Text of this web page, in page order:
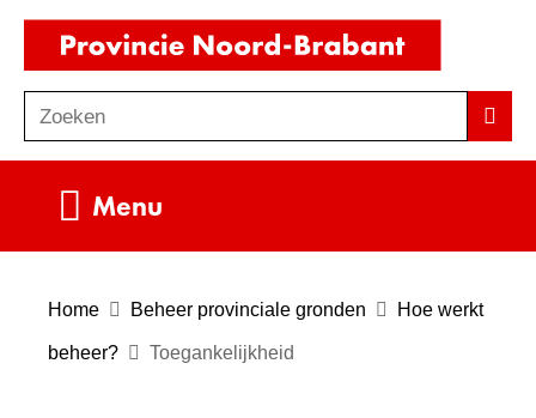
Ga
de
inhoud
o
e
Zoeken
Menu
Home Beheer provinciale gronden Hoe werkt
beheer? Toegankelijkheid